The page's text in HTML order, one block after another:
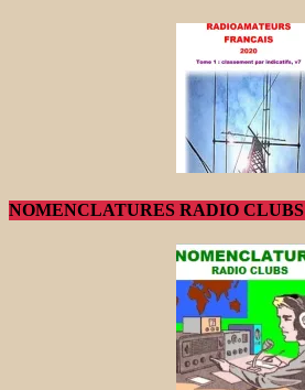
NOMENCLATURES RADIO CLUBS